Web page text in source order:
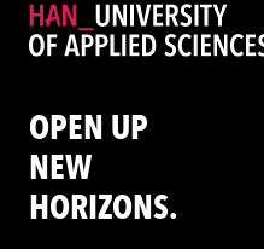
OPEN UP
NEW
HORIZONS.